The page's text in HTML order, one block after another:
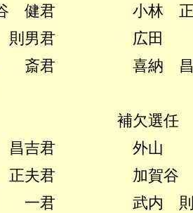
健君
小林
男君
広田
斎君
喜納
欠選任
吉君
外山
夫君
加賀谷
一君
武内